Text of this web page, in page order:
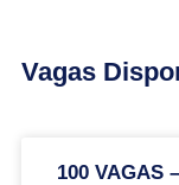
Vagas
100 VAGAS